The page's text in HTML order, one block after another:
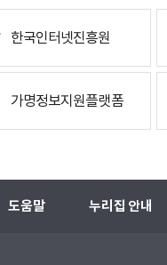
한국인터넷진흥원
가명정보지원플랫폼
도움말 누리집 안내